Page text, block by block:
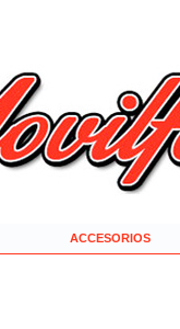
ACCESORIOS